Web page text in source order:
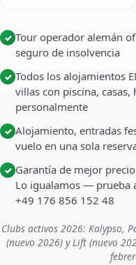
✓ Tour operador alemán
seguro de insolvencia
✓ Todos los alojamientos
villas con piscina,
personalmente
✓ Alojamiento, entradas
vuelo en una sola
✓ Garantía de mejor
Lo igualamos — prueba
+49 176 856 152 48
Clubs activos 2026: Kalypso,
(nuevo 2026) y Lift (nuevo